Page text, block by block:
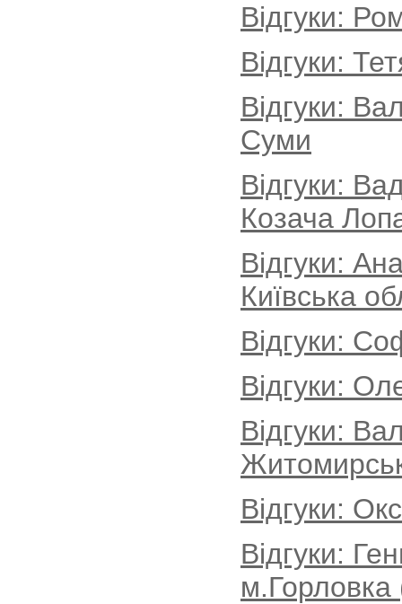
Відгуки:
Відгуки:
Відгуки:
Суми
Відгуки:
Козача
Відгуки:
Київська
Відгуки:
Відгуки:
Відгуки:
Відгуки:
Відгуки: